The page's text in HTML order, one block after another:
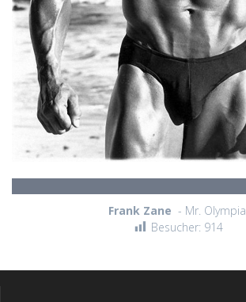
Frank Zane - Mr. Olympia
Besucher: 914